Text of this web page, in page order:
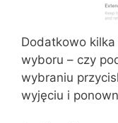
Dodatkowo
wyboru – czy
wybraniu
wyjęciu i